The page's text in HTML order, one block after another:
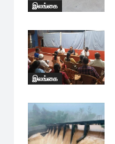
இலங்கை
இலங்கை